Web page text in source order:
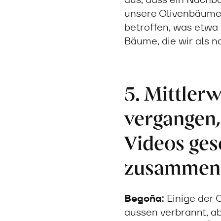
unsere
betroffen, was
Bäume, die wir als
5.
Videos
Begoña: Einige der
aussen verbrannt,